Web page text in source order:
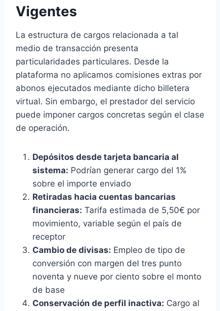
Vigentes
La estructura de cargos relacionada a tal
medio de transacción presenta
particularidades particulares. Desde la
plataforma no aplicamos comisiones extras por
abonos ejecutados mediante dicho billetera
virtual. Sin embargo, el prestador del servicio
puede imponer cargos concretas según el clase
de operación.
Depósitos desde tarjeta bancaria al
sistema: Podrían generar cargo del 1%
sobre el importe enviado
Retiradas hacia cuentas bancarias
financieras: Tarifa estimada de 5,50€ por
movimiento, variable según el país de
receptor
Cambio de divisas: Empleo de tipo de
conversión con margen del tres punto
noventa y nueve por ciento sobre el monto
de base
Conservación de perfil inactiva: Cargo al